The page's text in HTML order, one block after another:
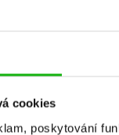
cookies
poskytování
Do košíku
249 Kč
Kč